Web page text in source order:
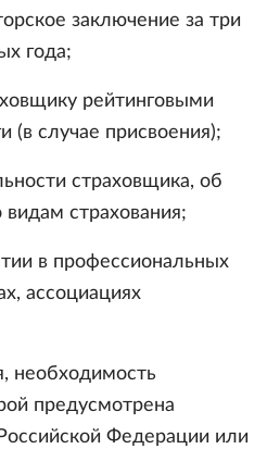
заключение за три
года;
рейтинговыми
(в случае присвоения);
страховщика, об
страхования;
в профессиональных
ассоциациях
необходимость
предусмотрена
Федерации или